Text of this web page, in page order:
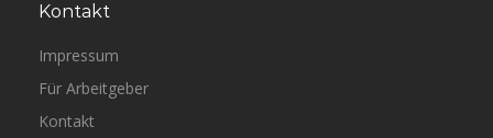
Kontakt
Impressum
Für Arbeitgeber
Kontakt